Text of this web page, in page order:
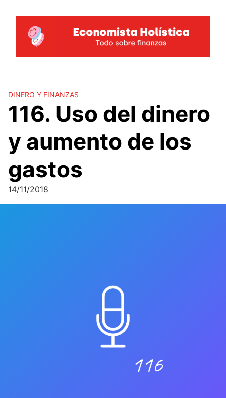
contenido
DINERO Y FINANZAS
116. Uso del dinero
y aumento de los
gastos
14/11/2018